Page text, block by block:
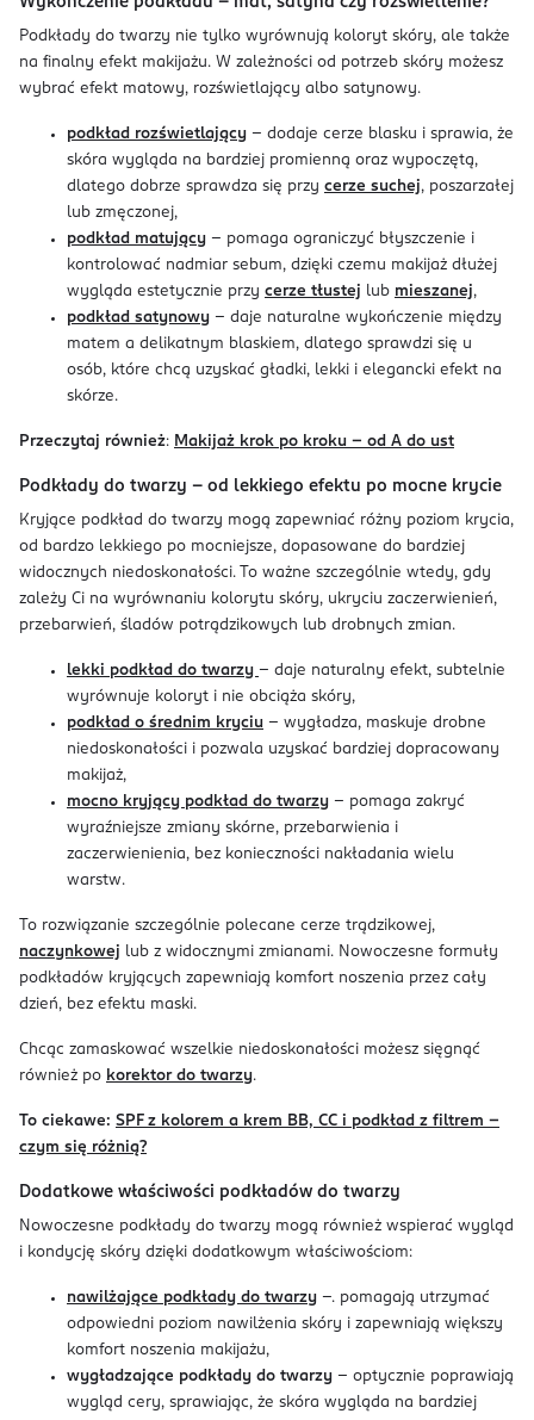
Podkłady do twarzy nie tylko wyrównują koloryt skóry, ale także
na finalny efekt makijażu. W zależności od potrzeb skóry możesz
wybrać efekt matowy, rozświetlający albo satynowy.
podkład rozświetlający – dodaje cerze blasku i sprawia, że
skóra wygląda na bardziej promienną oraz wypoczętą,
dlatego dobrze sprawdza się przy cerze suchej, poszarzałej
lub zmęczonej,
podkład matujący – pomaga ograniczyć błyszczenie i
kontrolować nadmiar sebum, dzięki czemu makijaż dłużej
wygląda estetycznie przy cerze tłustej lub mieszanej,
podkład satynowy – daje naturalne wykończenie między
matem a delikatnym blaskiem, dlatego sprawdzi się u
osób, które chcą uzyskać gładki, lekki i elegancki efekt na
skórze.
Przeczytaj również: Makijaż krok po kroku – od A do ust
Podkłady do twarzy – od lekkiego efektu po mocne krycie
Kryjące podkład do twarzy mogą zapewniać różny poziom krycia,
od bardzo lekkiego po mocniejsze, dopasowane do bardziej
widocznych niedoskonałości. To ważne szczególnie wtedy, gdy
zależy Ci na wyrównaniu kolorytu skóry, ukryciu zaczerwienień,
przebarwień, śladów potrądzikowych lub drobnych zmian.
lekki podkład do twarzy – daje naturalny efekt, subtelnie
wyrównuje koloryt i nie obciąża skóry,
podkład o średnim kryciu – wygładza, maskuje drobne
niedoskonałości i pozwala uzyskać bardziej dopracowany
makijaż,
mocno kryjący podkład do twarzy – pomaga zakryć
wyraźniejsze zmiany skórne, przebarwienia i
zaczerwienienia, bez konieczności nakładania wielu
warstw.
To rozwiązanie szczególnie polecane cerze trądzikowej,
naczynkowej lub z widocznymi zmianami. Nowoczesne formuły
podkładów kryjących zapewniają komfort noszenia przez cały
dzień, bez efektu maski.
Chcąc zamaskować wszelkie niedoskonałości możesz sięgnąć
również po korektor do twarzy.
To ciekawe: SPF z kolorem a krem BB, CC i podkład z filtrem –
czym się różnią?
Dodatkowe właściwości podkładów do twarzy
Nowoczesne podkłady do twarzy mogą również wspierać wygląd
i kondycję skóry dzięki dodatkowym właściwościom:
nawilżające podkłady do twarzy –. pomagają utrzymać
odpowiedni poziom nawilżenia skóry i zapewniają większy
komfort noszenia makijażu,
wygładzające podkłady do twarzy – optycznie poprawiają
wygląd cery, sprawiając, że skóra wygląda na bardziej